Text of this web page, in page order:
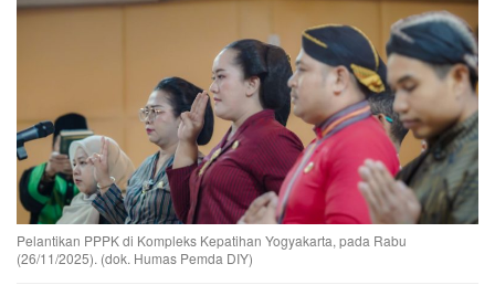
Pelantikan PPPK di Kompleks Kepatihan Yogyakarta, pada Rabu
(26/11/2025). (dok. Humas Pemda DIY)